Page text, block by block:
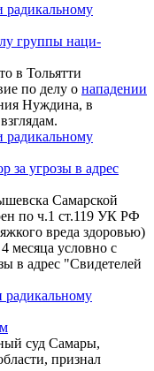
радикальному
группы наци-
в Тольятти
по делу о нападении
Нуждина, в
радикальному
за угрозы в адрес
Самарской
по ч.1 ст.119 УК РФ
вреда здоровью)
месяца условно с
в адрес "Свидетелей
радикальному
суд Самары,
признал